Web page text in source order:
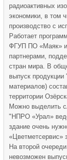
радиоактивных
экономики, в том
производство с
Работает
ФГУП ПО «Маяк»
партнерами,
стран мира. В
выпуск
материалов)
территории
Можно выделить
"НПРО «Урал»
здание очень
«Цветметсервис»
На второй
невозможен